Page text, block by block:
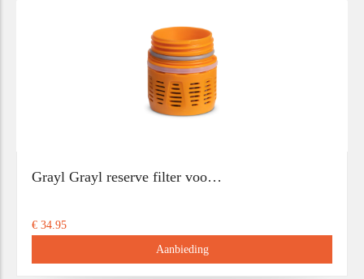
Grayl Grayl reserve filter voo…
€ 34.95
Aanbieding